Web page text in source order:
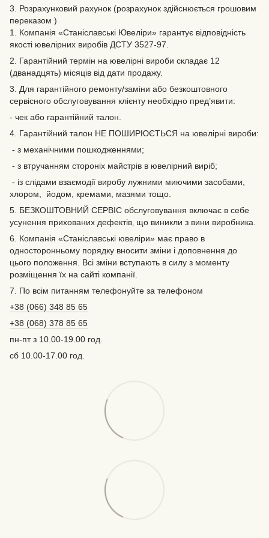
3. Розрахунковий рахунок (розрахунок здійснюється грошовим
переказом )
1. Компанія «Станіславські Ювеліри» гарантує відповідність
якості ювелірних виробів ДСТУ 3527-97.
2. Гарантійний термін на ювелірні вироби складає 12
(дванадцять) місяців від дати продажу.
3. Для гарантійного ремонту/заміни або безкоштовного
сервісного обслуговування клієнту необхідно пред’явити:
- чек або гарантійний талон.
4. Гарантійний талон НЕ ПОШИРЮЄТЬСЯ на ювелірні вироби:
- з механічними пошкодженнями;
- з втручанням стороніх майстрів в ювелірний виріб;
- із слідами взаємодії виробу лужними миючими засобами,
хлором, йодом, кремами, мазями тощо.
5. БЕЗКОШТОВНИЙ СЕРВІС обслуговування включає в себе
усунення прихованих дефектів‚ що виникли з вини виробника.
6. Компанія «Станіславські ювеліри» має право в
односторонньому порядку вносити зміни і доповнення до
цього положення. Всі зміни вступають в силу з моменту
розміщення їх на сайті компанії.
7. По всім питанням телефонуйте за телефоном
+38 (066) 348 85 65
+38 (068) 378 85 65
пн-пт з 10.00-19.00 год.
сб 10.00-17.00 год.